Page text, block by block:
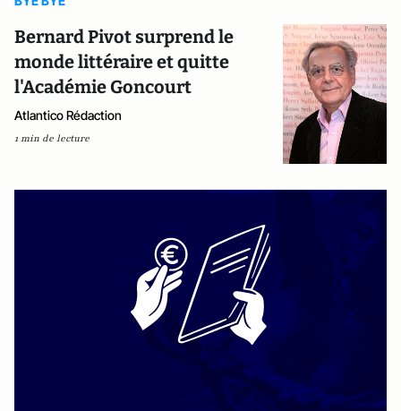
Bernard Pivot surprend le
monde littéraire et quitte
l'Académie Goncourt
Atlantico Rédaction
1 min de lecture